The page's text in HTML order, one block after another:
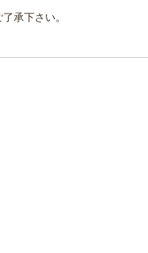
承下さい。